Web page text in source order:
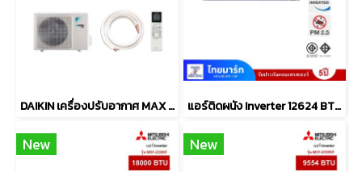
DAIKIN เครื่องปรับอากาศ MAX INVERTER SABAI SERIES FTKB-ZV2S มีให้เลือก 5 ขนาด [9,000-24,000 BTU] แอร์ติดผนัง Inverter 12624 BTU MITSUBISHI ELECTRIC
New New